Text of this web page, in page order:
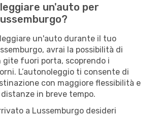
un'auto per
un'auto durante il tuo
avrai la possibilità di
fuori porta, scoprendo i
L’autonoleggio ti consente di
con maggiore flessibilità e
in breve tempo.
a Lussemburgo desideri